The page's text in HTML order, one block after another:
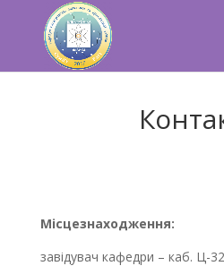
Місцезнаходження:
завідувач кафедри – каб. Ц-